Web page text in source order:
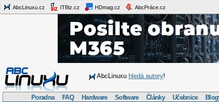
AbcLinuxu.cz ITBiz.cz HDmag.cz AbcPráce.cz
AbcLinuxu hledá autory!
Poradna FAQ Hardware Software Články Učebnice